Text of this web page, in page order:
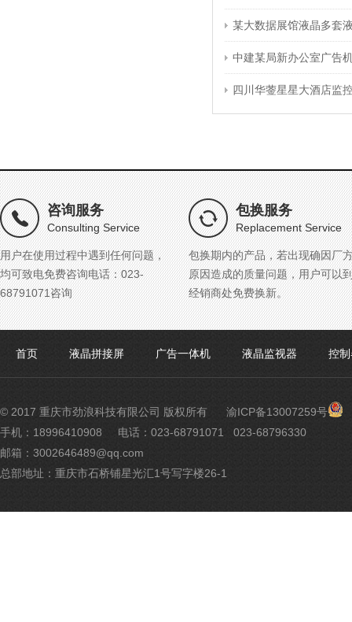
某大数据展馆液晶多套
中建某局新办公室广告
四川华蓥星星大酒店监
咨询服务
Consulting Service
用户在使用过程中遇到任何问题，
均可致电免费咨询电话：023-
68791071咨询
包换服务
Replacement Service
包换期内的产品，若出现确因厂
原因造成的质量问题，用户可以
经销商处免费换新。
首页 液晶拼接屏 广告一体机 液晶监视器 控
© 2017 重庆市劲浪科技有限公司 版权所有 渝ICP备13007259号 渝
手机：18996410908
电话：023-68791071 023-68796330
邮箱：3002646489@qq.com
总部地址：重庆市石桥铺星光汇1号写字楼26-1